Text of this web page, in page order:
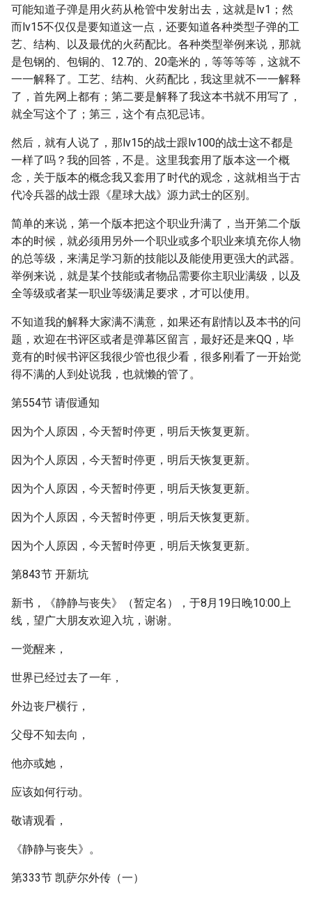
可能知道子弹是用火药从枪管中发射出去，这就是lv1；然
而lv15不仅仅是要知道这一点，还要知道各种类型子弹的工
艺、结构、以及最优的火药配比。各种类型举例来说，那就
是包钢的、包铜的、12.7的、20毫米的，等等等等，这就不
一一解释了。工艺、结构、火药配比，我这里就不一一解释
了，首先网上都有；第二要是解释了我这本书就不用写了，
就全写这个了；第三，这个有点犯忌讳。
然后，就有人说了，那lv15的战士跟lv100的战士这不都是
一样了吗？我的回答，不是。这里我套用了版本这一个概
念，关于版本的概念我又套用了时代的观念，这就相当于古
代冷兵器的战士跟《星球大战》源力武士的区别。
简单的来说，第一个版本把这个职业升满了，当开第二个版
本的时候，就必须用另外一个职业或多个职业来填充你人物
的总等级，来满足学习新的技能以及能使用更强大的武器。
举例来说，就是某个技能或者物品需要你主职业满级，以及
全等级或者某一职业等级满足要求，才可以使用。
不知道我的解释大家满不满意，如果还有剧情以及本书的问
题，欢迎在书评区或者是弹幕区留言，最好还是来QQ，毕
竟有的时候书评区我很少管也很少看，很多刚看了一开始觉
得不满的人到处说我，也就懒的管了。
第554节 请假通知
因为个人原因，今天暂时停更，明后天恢复更新。
因为个人原因，今天暂时停更，明后天恢复更新。
因为个人原因，今天暂时停更，明后天恢复更新。
因为个人原因，今天暂时停更，明后天恢复更新。
因为个人原因，今天暂时停更，明后天恢复更新。
第843节 开新坑
新书，《静静与丧失》（暂定名），于8月19日晚10:00上
线，望广大朋友欢迎入坑，谢谢。
一觉醒来，
世界已经过去了一年，
外边丧尸横行，
父母不知去向，
他亦或她，
应该如何行动。
敬请观看，
《静静与丧失》。
第333节 凯萨尔外传（一）